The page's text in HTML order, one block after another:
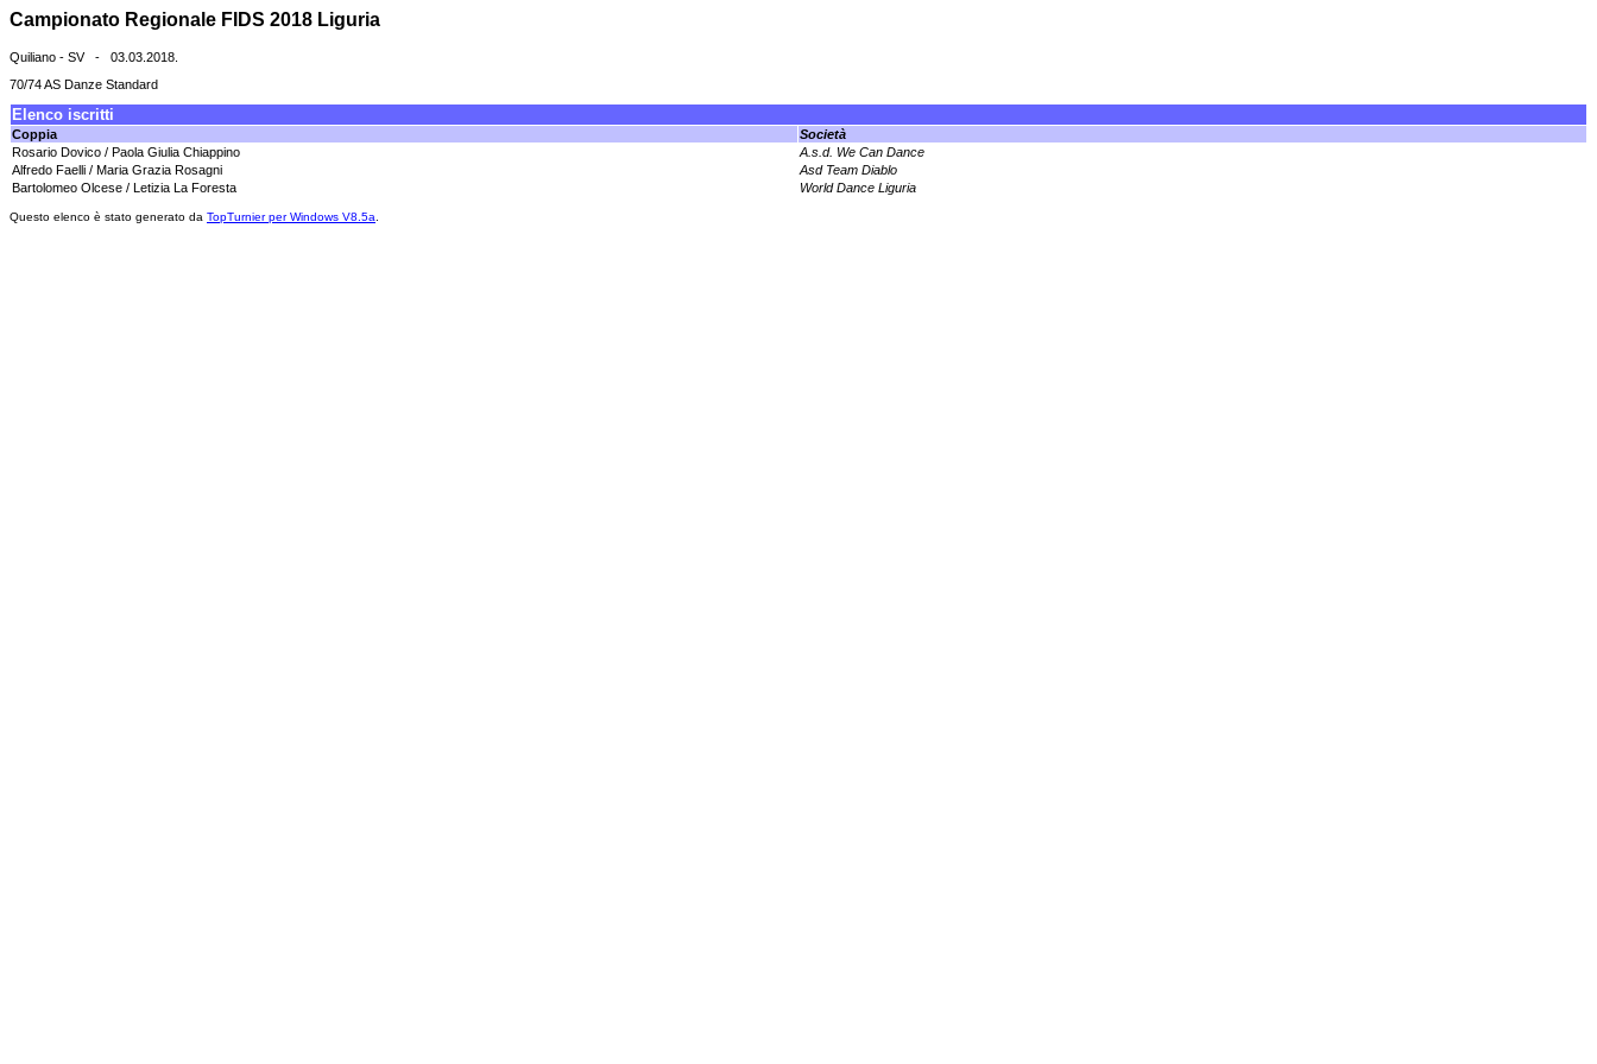
Campionato Regionale FIDS 2018 Liguria
Quiliano - SV - 03.03.2018.
70/74 AS Danze Standard
Elenco iscritti
Coppia
Società
Rosario Dovico / Paola Giulia Chiappino
A.s.d. We Can Dance
Alfredo Faelli / Maria Grazia Rosagni
Asd Team Diablo
Bartolomeo Olcese / Letizia La Foresta
World Dance Liguria
Questo elenco è stato generato da TopTurnier per Windows V8.5a